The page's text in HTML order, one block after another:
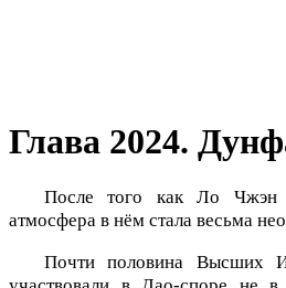
Глава 2024.
После того как Ло Чжэн
атмосфера в нём стала весьма
Почти половина Высших